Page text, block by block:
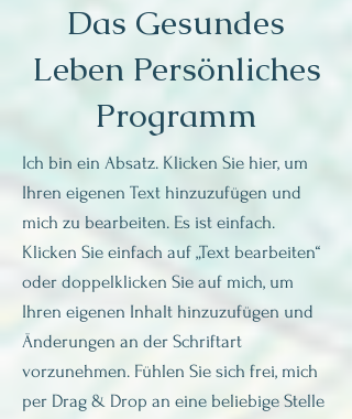
Das Gesundes
Leben Persönliches
Programm
Ich bin ein Absatz. Klicken Sie hier, um
Ihren eigenen Text hinzuzufügen und
mich zu bearbeiten. Es ist einfach.
Klicken Sie einfach auf „Text bearbeiten“
oder doppelklicken Sie auf mich, um
Ihren eigenen Inhalt hinzuzufügen und
Änderungen an der Schriftart
vorzunehmen. Fühlen Sie sich frei, mich
per Drag & Drop an eine beliebige Stelle